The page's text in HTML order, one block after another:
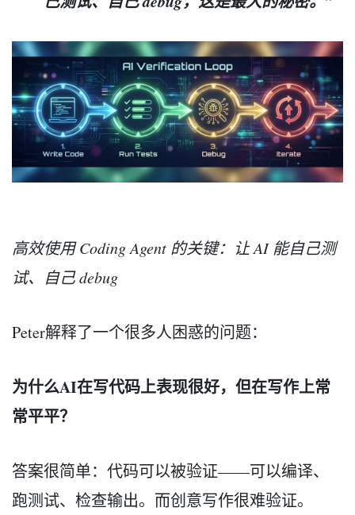
高效使用 Coding Agent 的关键：让 AI 能自己测
试、自己 debug
Peter解释了一个很多人困惑的问题：
为什么AI在写代码上表现很好，但在写作上常
常平平？
答案很简单：代码可以被验证——可以编译、
跑测试、检查输出。而创意写作很难验证。